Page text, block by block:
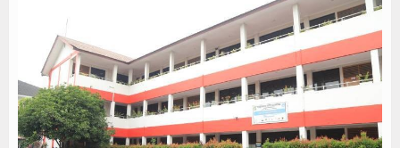
Blitar Kembali Berjaya
Tahun Jakarta